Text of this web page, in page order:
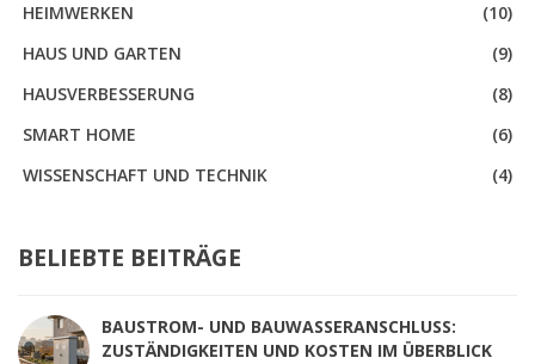
HEIMWERKEN
(10)
HAUS UND GARTEN
(9)
HAUSVERBESSERUNG
(8)
SMART HOME
(6)
WISSENSCHAFT UND TECHNIK
(4)
BELIEBTE BEITRÄGE
BAUSTROM- UND BAUWASSERANSCHLUSS:
ZUSTÄNDIGKEITEN UND KOSTEN IM ÜBERBLICK